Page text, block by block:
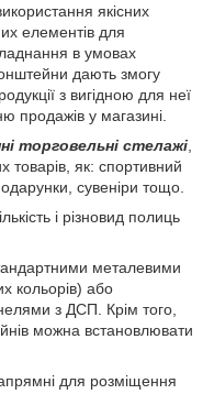
якісних
елементів для
в умовах
дають змогу
з вигідною для неї
продажів у магазині.
торговельні стелажі
товарів, як: спортивний
сувеніри тощо.
і різновид полиць
металевими
кольорів) або
з ДСП. Крім того,
можна встановлювати
для розміщення